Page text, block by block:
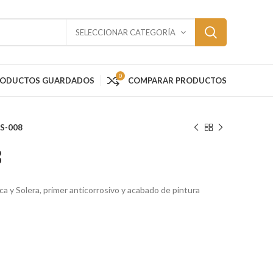
SELECCIONAR CATEGORÍA
GUARDADOS 0 COMPARAR PRODUCTOS
008
y Solera, primer anticorrosivo y acabado de pintura